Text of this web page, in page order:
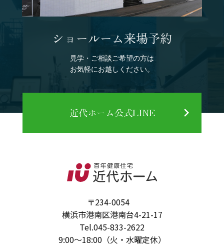
ショールーム来場予約
見学・ご相談ご希望の方は
お気軽にお越しください。
近代ホーム公式LINE
〒234-0054
横浜市港南区港南台4-21-17
Tel.045-833-2622
9:00～18:00（火・水曜定休）